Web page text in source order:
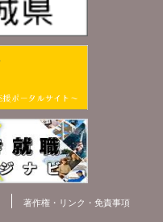
著作権・リンク・免責事項